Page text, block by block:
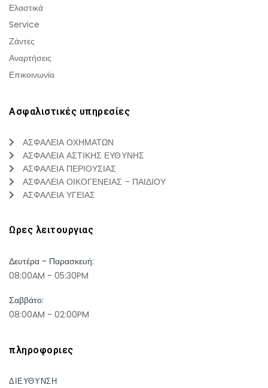
Ελαστικά
Service
Ζάντες
Αναρτήσεις
Επικοινωνία
Ασφαλιστικές υπηρεσίες
ΑΣΦΑΛΕΙΑ ΟΧΗΜΑΤΩΝ
ΑΣΦΑΛΕΙΑ ΑΣΤΙΚΗΣ ΕΥΘΥΝΗΣ
ΑΣΦΑΛΕΙΑ ΠΕΡΙΟΥΣΙΑΣ
ΑΣΦΑΛΕΙΑ ΟΙΚΟΓΕΝΕΙΑΣ - ΠΑΙΔΙΟΥ
ΑΣΦΑΛΕΙΑ ΥΓΕΙΑΣ
Ωρες λειτουργιας
Δευτέρα - Παρασκευή:
08:00AM - 05:30PM
Σαββάτο:
08:00AM - 02:00PM
πληροφοριες
ΔΙΕΥΘΥΝΣΗ